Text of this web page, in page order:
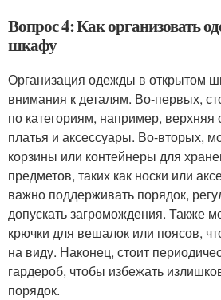
Вопрос 4: Как организовать
шкафу
Организация одежды в открытом
внимания к деталям. Во-первых,
по категориям, например,
платья и аксессуары. Во-вторых,
корзины или контейнеры для
предметов, таких как носки или
важно поддерживать порядок,
допускать загромождения. Также
крючки для вешалок или поясов,
на виду. Наконец, стоит
гардероб, чтобы избежать
порядок.